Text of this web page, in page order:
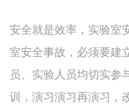
安全就是效率，实验室
室安全事故，必须要建
员、实验人员均切实参
训，演习演习再演习，